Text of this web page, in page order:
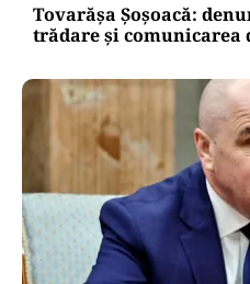
Tovarășa Șoșoacă:
trădare și